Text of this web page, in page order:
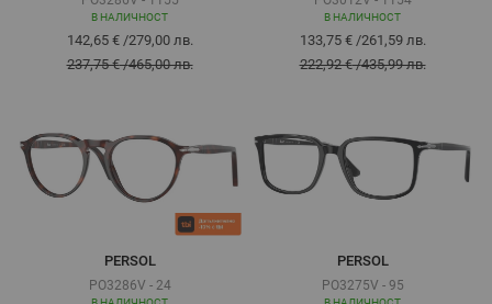
В НАЛИЧНОСТ
142,65 €/279,00 лв.
237,75 €/465,00 лв.
В НАЛИЧНОСТ
133,75 €/261,59 лв.
222,92 €/435,99 лв.
PERSOL
PO3286V - 24
PERSOL
PO3275V - 95